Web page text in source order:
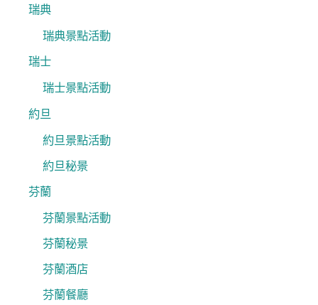
瑞典
瑞典景點活動
瑞士
瑞士景點活動
約旦
約旦景點活動
約旦秘景
芬蘭
芬蘭景點活動
芬蘭秘景
芬蘭酒店
芬蘭餐廳